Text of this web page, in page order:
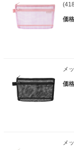
価
メ
価
メ